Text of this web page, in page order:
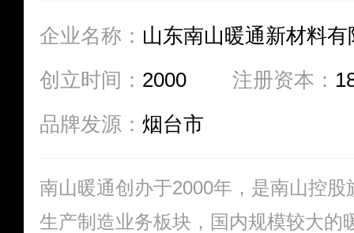
企业名称： 山东南山暖通新材料有
创立时间： 2000 注册资本：
品牌发源： 烟台市
南山暖通创办于2000年，是南山控
生产制造业务板块，国内规模较大的